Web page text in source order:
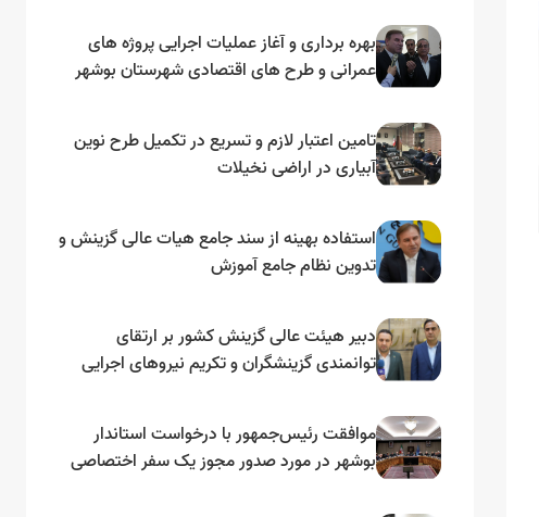
بهره برداری و آغاز عملیات اجرایی پروژه های
عمرانی و طرح های اقتصادی شهرستان بوشهر
تامین اعتبار لازم و تسریع در تکمیل طرح نوین
آبیاری در اراضی نخیلات
استفاده بهینه از سند جامع هیات عالی گزینش و‌
تدوین نظام جامع آموزش
دبیر هیئت عالی گزینش کشور بر ارتقای
توانمندی گزینشگران و تکریم نیروهای اجرایی
موافقت رئیس‌جمهور با درخواست استاندار
بوشهر در مورد صدور مجوز یک سفر اختصاصی